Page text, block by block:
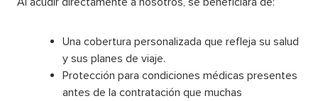
Una cobertura personalizada que refleja su salud
y sus planes de viaje.
Protección para condiciones médicas presentes
antes de la contratación que muchas